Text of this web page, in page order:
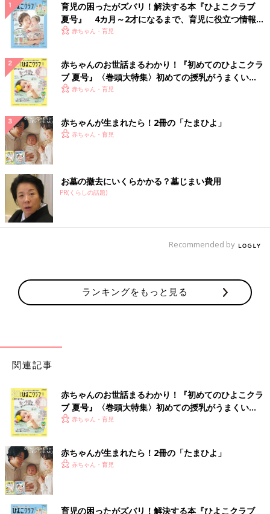
育児の困ったがズバリ！解決する本『ひよこクラブ
夏号』 4カ月～2才になるまで、育児に役立つ情報が
いっぱい！
赤ちゃん・育児
赤ちゃんのお世話まるわかり！『初めてのひよこクラ
ブ 夏号』〈巻頭大特集〉初めての授乳がうまくい
く！ おっぱい・ミルクの基本と夏のトラブル 解決テ
赤ちゃん・育児
赤ちゃんが生まれたら！2冊の「たまひよ」
赤ちゃん・育児
お墓の撤去にいくらかかる？墓じまい費用
PR(くらしの話題)
Recommended by
ランキングをもっと見る
関連記事
赤ちゃんのお世話まるわかり！『初めてのひよこクラ
ブ 夏号』〈巻頭大特集〉初めての授乳がうまくい
く！ おっぱい・ミルクの基本と夏のトラブル 解決テ
赤ちゃん・育児
赤ちゃんが生まれたら！2冊の「たまひよ」
赤ちゃん・育児
育児の困ったがズバリ！解決する本『ひよこクラブ